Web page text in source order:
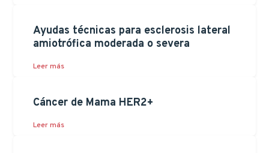
Ayudas técnicas para esclerosis lateral
amiotrófica moderada o severa
Leer más
Cáncer de Mama HER2+
Leer más